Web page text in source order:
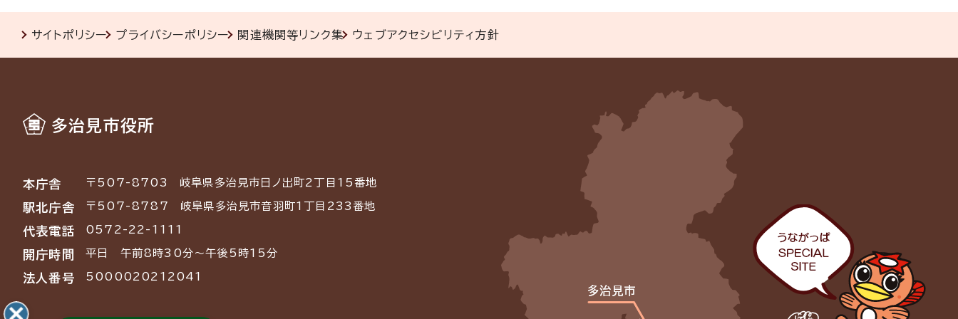
サイトポリシー プライバシーポリシー 関連機関等リンク集 ウェブアクセシビリティ方針
多治見市役所
本庁舎 〒507-8703 岐阜県多治見市日ノ出町2丁目15番地
駅北庁舎 〒507-8787 岐阜県多治見市音羽町1丁目233番地
代表電話 0572-22-1111
開庁時間 平日 午前8時30分～午後5時15分
法人番号 5000020212041